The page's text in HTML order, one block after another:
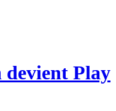
devient Play